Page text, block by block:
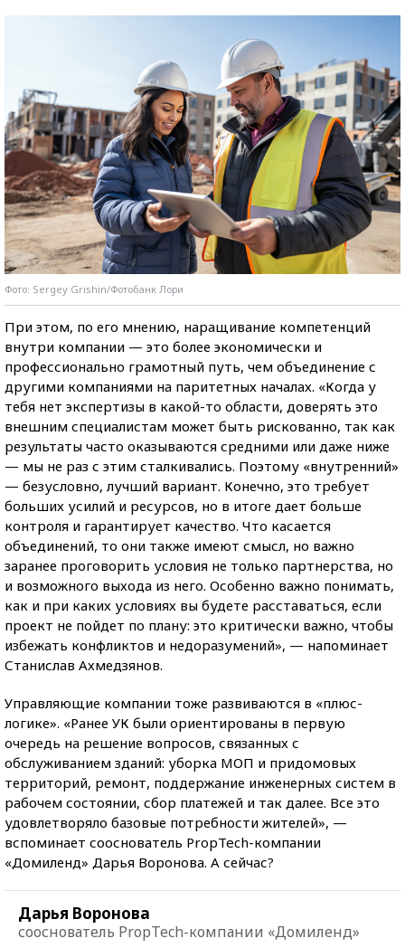
Фото: Sergey Grishin/Фотобанк Лори
При этом, по его мнению, наращивание компетенций
внутри компании — это более экономически и
профессионально грамотный путь, чем объединение с
другими компаниями на паритетных началах. «Когда у
тебя нет экспертизы в какой-то области, доверять это
внешним специалистам может быть рискованно, так как
результаты часто оказываются средними или даже ниже
— мы не раз с этим сталкивались. Поэтому «внутренний»
— безусловно, лучший вариант. Конечно, это требует
больших усилий и ресурсов, но в итоге дает больше
контроля и гарантирует качество. Что касается
объединений, то они также имеют смысл, но важно
заранее проговорить условия не только партнерства, но
и возможного выхода из него. Особенно важно понимать,
как и при каких условиях вы будете расставаться, если
проект не пойдет по плану: это критически важно, чтобы
избежать конфликтов и недоразумений», — напоминает
Станислав Ахмедзянов.
Управляющие компании тоже развиваются в «плюс-
логике». «Ранее УК были ориентированы в первую
очередь на решение вопросов, связанных с
обслуживанием зданий: уборка МОП и придомовых
территорий, ремонт, поддержание инженерных систем в
рабочем состоянии, сбор платежей и так далее. Все это
удовлетворяло базовые потребности жителей», —
вспоминает сооснователь PropTech-компании
«Домиленд» Дарья Воронова. А сейчас?
Дарья Воронова
сооснователь PropTech-компании «Домиленд»